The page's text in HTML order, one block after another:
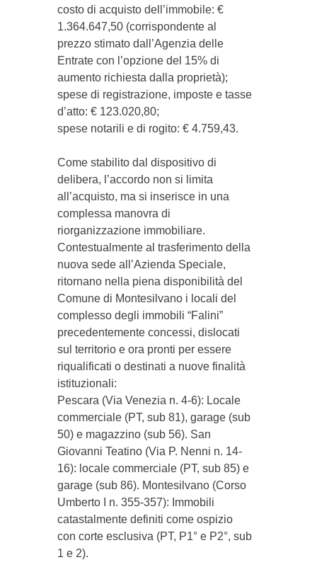
costo di acquisto dell’immobile: €
1.364.647,50 (corrispondente al
prezzo stimato dall’Agenzia delle
Entrate con l’opzione del 15% di
aumento richiesta dalla proprietà);
​spese di registrazione, imposte e tasse
d’atto: € 123.020,80;
​spese notarili e di rogito: € 4.759,43.
​Come stabilito dal dispositivo di
delibera, l’accordo non si limita
all’acquisto, ma si inserisce in una
complessa manovra di
riorganizzazione immobiliare.
Contestualmente al trasferimento della
nuova sede all’Azienda Speciale,
ritornano nella piena disponibilità del
Comune di Montesilvano i locali del
complesso degli immobili “Falini”
precedentemente concessi, dislocati
sul territorio e ora pronti per essere
riqualificati o destinati a nuove finalità
istituzionali:
​Pescara (Via Venezia n. 4-6): Locale
commerciale (PT, sub 81), garage (sub
50) e magazzino (sub 56). San
Giovanni Teatino (Via P. Nenni n. 14-
16): locale commerciale (PT, sub 85) e
garage (sub 86). Montesilvano (Corso
Umberto I n. 355-357): Immobili
catastalmente definiti come ospizio
con corte esclusiva (PT, P1° e P2°, sub
1 e 2).